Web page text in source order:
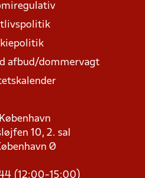
afbud/dommervagt
10, 2. sal
Ø
(12:00-15:00)